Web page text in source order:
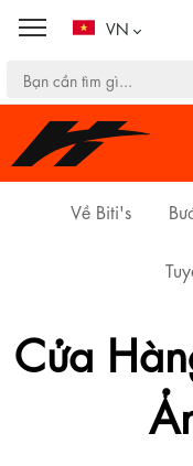
VN
Về Biti's
Cửa